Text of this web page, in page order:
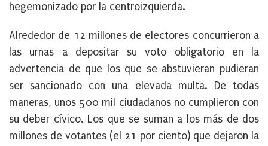
hegemonizado por la centroizquierda.
Alrededor de 12 millones de electores concurrieron a
las urnas a depositar su voto obligatorio en la
advertencia de que los que se abstuvieran pudieran
ser sancionado con una elevada multa. De todas
maneras, unos 500 mil ciudadanos no cumplieron con
su deber cívico. Los que se suman a los más de dos
millones de votantes (el 21 por ciento) que dejaron la